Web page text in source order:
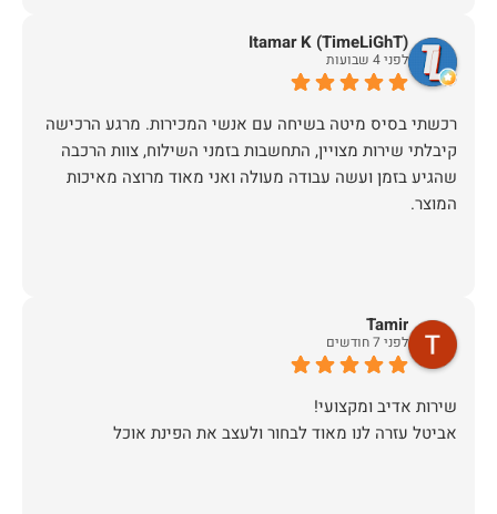
Itamar K (TimeLiGhT)
לפני 4 שבועות
רכשתי בסיס מיטה בשיחה עם אנשי המכירות. מרגע הרכישה
קיבלתי שירות מצויין, התחשבות בזמני השילוח, צוות הרכבה
שהגיע בזמן ועשה עבודה מעולה ואני מאוד מרוצה מאיכות
המוצר.
Tamir
לפני 7 חודשים
אביטל עזרה לנו מאוד לבחור ולעצב את הפינת אוכל